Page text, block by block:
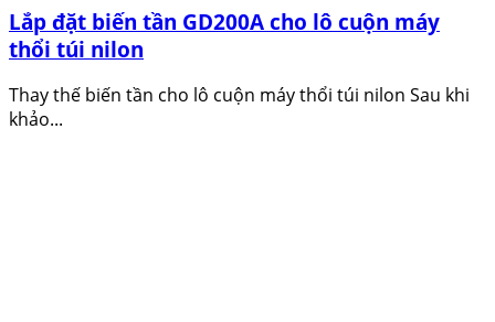
Lắp đặt biến tần GD200A cho lô cuộn máy
thổi túi nilon
Thay thế biến tần cho lô cuộn máy thổi túi nilon Sau khi
khảo...